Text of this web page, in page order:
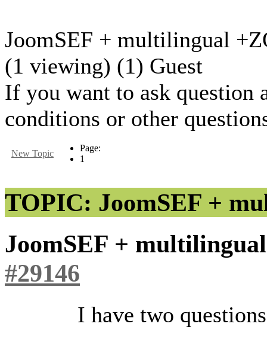
JoomSEF + multilingual
(1 viewing) (1) Guest
If you want to ask question
conditions or other
New Topic
Page:
1
TOPIC: JoomSEF +
JoomSEF +
#29146
I have two